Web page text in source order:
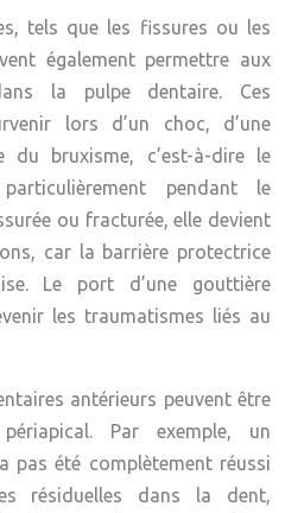
tels que les fissures ou les
également permettre aux
la pulpe dentaire. Ces
lors d’un choc, d’une
bruxisme, c’est-à-dire le
pendant le
ou fracturée, elle devient
car la barrière protectrice
Le port d’une gouttière
les traumatismes liés au
antérieurs peuvent être
Par exemple, un
pas été complètement réussi
résiduelles dans la dent,